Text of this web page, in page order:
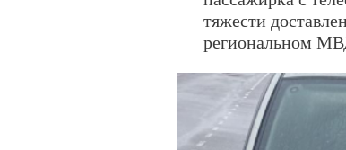
тяжести
региональном